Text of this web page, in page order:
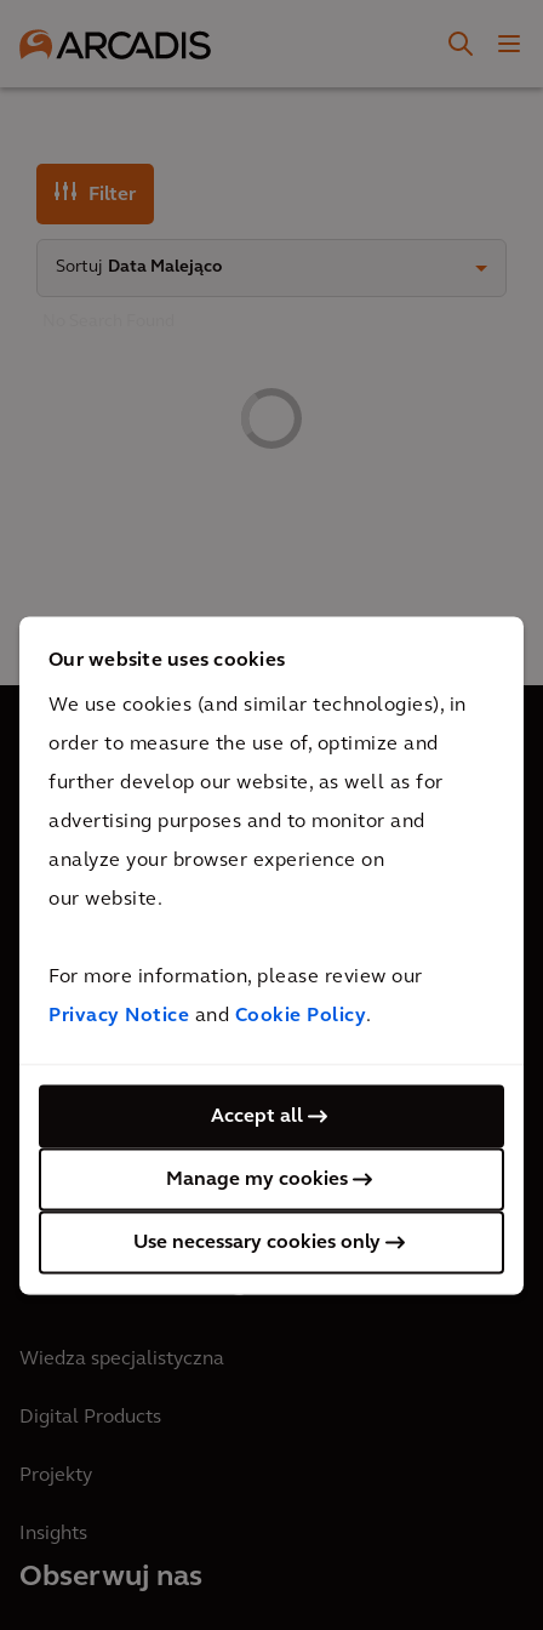
Our website uses cookies
We use cookies (and similar technologies), in
order to measure the use of, optimize and
further develop our website, as well as for
advertising purposes and to monitor and
analyze your browser experience on
our website.
For more information, please review our
Privacy Notice and Cookie Policy.
Accept all
Manage my cookies
Use necessary cookies only
Filter
Sortuj Data Malejąco
Nasze lokalizacje
Zostań Arkadyjczykiem
Our Work & Insights
Wiedza specjalistyczna
Digital Products
Projekty
Insights
Obserwuj nas